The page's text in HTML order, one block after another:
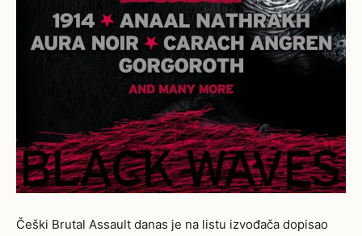
Češki Brutal Assault danas je na listu izvođača dopisao